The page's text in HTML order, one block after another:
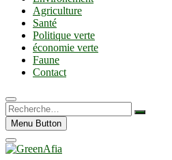
Agriculture
Santé
Politique verte
économie verte
Faune
Contact
Recherche…
Menu Button